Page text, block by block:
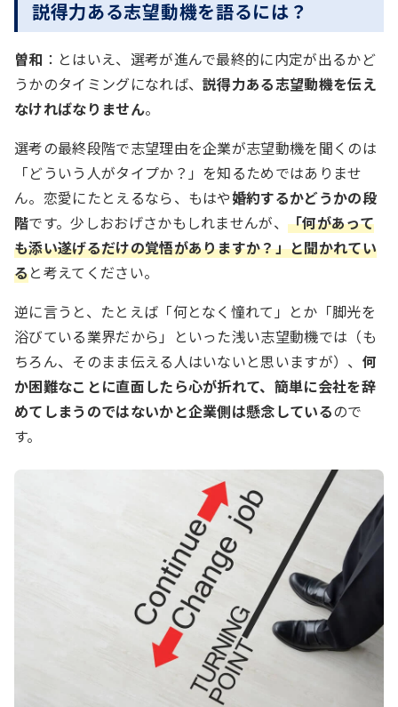
説得力ある志望動機を語るには？
曽和 ：とはいえ、選考が進んで最終的に内定が出るかど
うかのタイミングになれば、説得力ある志望動機を伝え
なければなりません。
選考の最終段階で志望理由を企業が志望動機を聞くのは
「どういう人がタイプか？」を知るためではありませ
ん。恋愛にたとえるなら、もはや婚約するかどうかの段
階です。少しおおげさかもしれませんが、「何があって
も添い遂げるだけの覚悟がありますか？」と聞かれてい
ると考えてください。
逆に言うと、たとえば「何となく憧れて」とか「脚光を
浴びている業界だから」といった浅い志望動機では（も
ちろん、そのまま伝える人はいないと思いますが）、 何
か困難なことに直面したら心が折れて、簡単に会社を辞
めてしまうのではないかと企業側は懸念しているので
す。